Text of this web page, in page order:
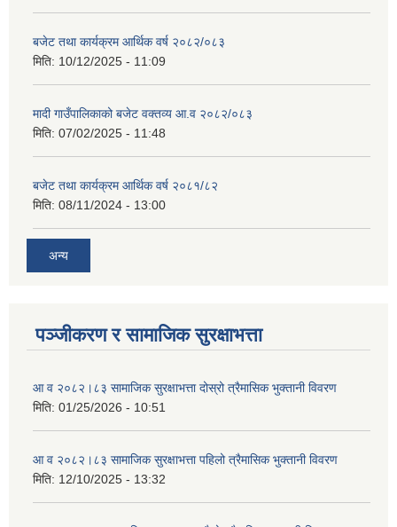
बजेट तथा कार्यक्रम आर्थिक वर्ष २०८२/०८३
मिति: 10/12/2025 - 11:09
मादी गाउँपालिकाको बजेट वक्तव्य आ.व २०८२/०८३
मिति: 07/02/2025 - 11:48
बजेट तथा कार्यक्रम आर्थिक वर्ष २०८१/८२
मिति: 08/11/2024 - 13:00
अन्य
पञ्जीकरण र सामाजिक सुरक्षाभत्ता
आ व २०८२।८३ सामाजिक सुरक्षाभत्ता दोस्रो त्रैमासिक भुक्तानी विवरण
मिति: 01/25/2026 - 10:51
आ व २०८२।८३ सामाजिक सुरक्षाभत्ता पहिलो त्रैमासिक भुक्तानी विवरण
मिति: 12/10/2025 - 13:32